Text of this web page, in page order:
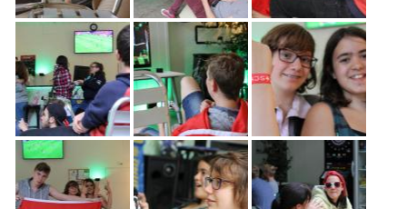
Spenden
Jobs
Freiwilligenarbeit
News
Newsletter